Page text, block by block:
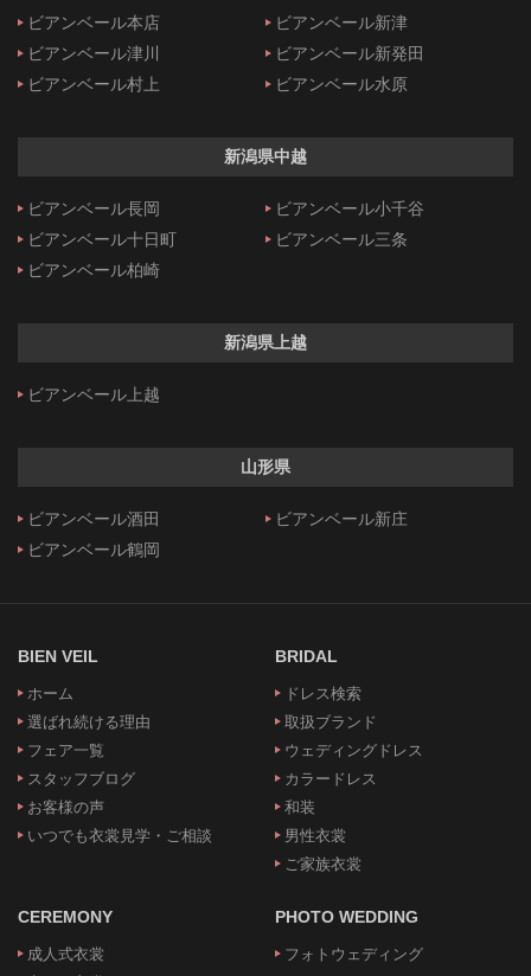
ビアンベール本店
ビアンベール新津
ビアンベール津川
ビアンベール新発田
ビアンベール村上
ビアンベール水原
新潟県中越
ビアンベール長岡
ビアンベール小千谷
ビアンベール十日町
ビアンベール三条
ビアンベール柏崎
新潟県上越
ビアンベール上越
山形県
ビアンベール酒田
ビアンベール新庄
ビアンベール鶴岡
BIEN VEIL
ホーム
選ばれ続ける理由
フェア一覧
スタッフブログ
お客様の声
いつでも衣裳見学・ご相談
BRIDAL
ドレス検索
取扱ブランド
ウェディングドレス
カラードレス
和装
男性衣裳
ご家族衣裳
CEREMONY
成人式衣裳
PHOTO WEDDING
フォトウェディング